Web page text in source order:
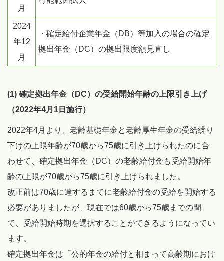
月
2024
年12
月
・確定給付企業年金（DB）等加入の場合の確定
拠出年金（DC）の拠出限度額見直し
(1) 確定拠出年金（DC）の受給開始年齢の上限引き上げ
（2022年4月1日施行）
2022年4月より、老齢基礎年金と老齢厚生年金の受給繰り
下げの上限年齢が70歳から75歳に引き上げられたのに合
わせて、確定拠出年金（DC）の老齢給付金も受給開始年
齢の上限が70歳から75歳に引き上げられました。
改正前は70歳に達するまでに老齢給付金の受給を開始する
必要がありましたが、現在では60歳から75歳までの間
で、受給開始時期を選択することができるようになってい
ます。
確定拠出年金は「公的年金の給付と相まって高齢期におけ